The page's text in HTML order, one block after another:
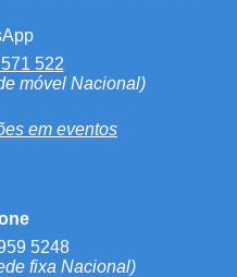
522
móvel Nacional)
em eventos
5248
fixa Nacional)